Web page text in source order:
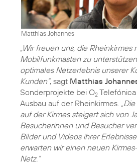
Matthias Johannes
„Wir freuen uns, die
Mobilfunkmasten zu
optimales Netzerlebnis unserer
Kunden“, sagt Matthias
Sonderprojekte bei O2
Ausbau auf der Rheinkirmes.
auf der Kirmes steigert sich von
Besucherinnen und Besucher
Bilder und Videos ihrer
erwarten wir einen neuen
Netz.“